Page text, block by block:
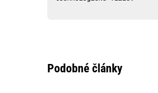
Podobné články